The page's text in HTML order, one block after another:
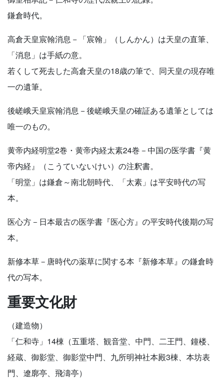
鎌倉時代。
高倉天皇宸翰消息－「宸翰」（しんかん）は天皇の直筆、
「消息」は手紙の意。
若くして死去した高倉天皇の18歳の筆で、同天皇の現存唯
一の遺筆。
後嵯峨天皇宸翰消息－後嵯峨天皇の確証ある遺筆としては
唯一のもの。
黄帝内経明堂2巻・黄帝内経太素24巻－中国の医学書『黄
帝内経』（こうていないけい）の注釈書。
「明堂」は鎌倉～南北朝時代、「太素」は平安時代の写
本。
医心方－日本最古の医学書『医心方』の平安時代後期の写
本。
新修本草－唐時代の薬草に関する本『新修本草』の鎌倉時
代の写本。
重要文化財
（建造物）
「仁和寺」14棟（五重塔、観音堂、中門、二王門、鐘楼、
経蔵、御影堂、御影堂中門、九所明神社本殿3棟、本坊表
門、遼廓亭、飛濤亭）